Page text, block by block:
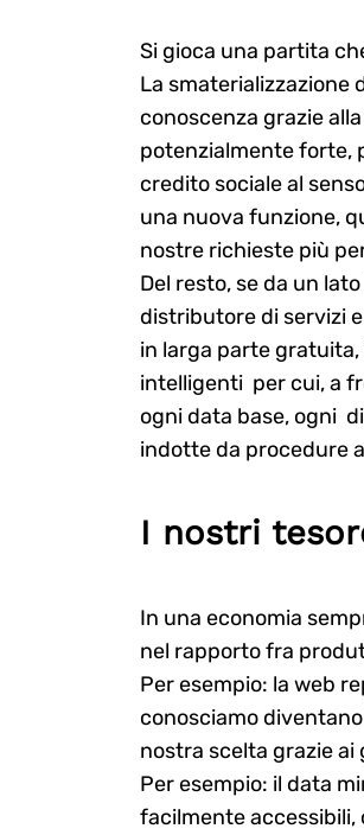
Si gioca una partita
La smaterializzazione
conoscenza grazie
potenzialmente forte,
credito sociale al
una nuova funzione,
nostre richieste più
Del resto, se da un
distributore di servizi
in larga parte gratuita,
intelligenti per cui, a
ogni data base, ogni
indotte da procedure
I nostri
In una economia
nel rapporto fra
Per esempio: la web
conosciamo
nostra scelta grazie ai
Per esempio: il data
facilmente
for: